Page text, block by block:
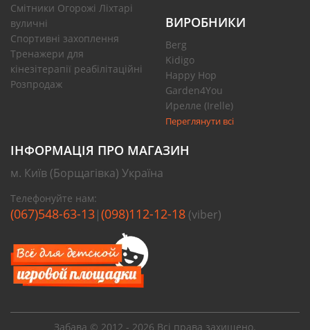
Смітники Огорожі Ліхтарі
вуличні
Спортивні захоплення
Тренажери для
кінезітерапії реабілітаційні
Розпродаж
ВИРОБНИКИ
Berg
Kidigo
Happy Hop
Garden4You
Ирелле (Irelle)
Переглянути всі
ІНФОРМАЦІЯ ПРО МАГАЗИН
м. Київ (Борщагівка) Україна
Телефонуйте нам:
(067)548-63-13|(098)112-12-18 (viber)
Забава © 2012 - 2026 Всі права захищено.